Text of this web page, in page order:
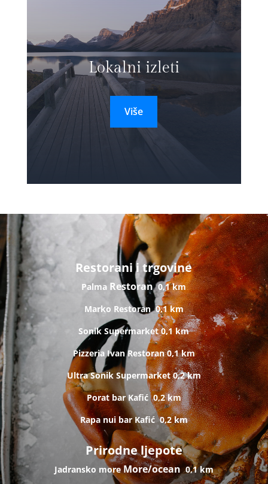
Lokalni izleti
Više
Restorani i trgovine
Palma Restoran0,1 km
Marko Restoran0,1 km
SonikSupermarket0,1 km
Pizzeria IvanRestoran0,1 km
Ultra Sonik Supermarket0,2 km
Porat barKafić0,2 km
Rapa nui barKafić0,2 km
Prirodne ljepote
Jadransko moreMore/ocean0,1 km